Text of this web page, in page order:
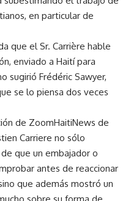
en particular de
que el Sr. Carrière hable
enviado a Haití para
sugirió Frédéric Sawyer,
se lo piensa dos veces
de ZoomHaitiNews de
Carriere no sólo
que un embajador o
antes de reaccionar
que además mostró un